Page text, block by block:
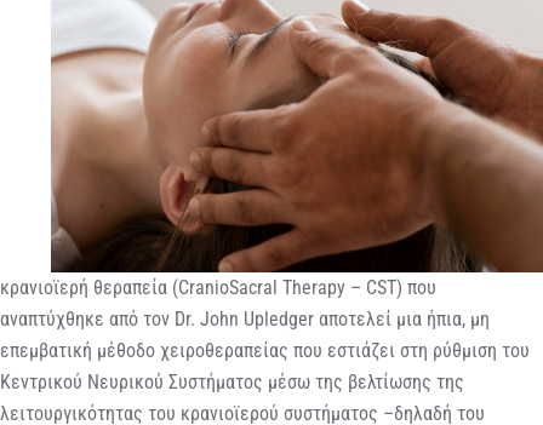
κρανιοϊερή θεραπεία (CranioSacral Therapy – CST) που
αναπτύχθηκε από τον Dr. John Upledger αποτελεί μια ήπια, μη
επεμβατική μέθοδο χειροθεραπείας που εστιάζει στη ρύθμιση του
Κεντρικού Νευρικού Συστήματος μέσω της βελτίωσης της
λειτουργικότητας του κρανιοϊερού συστήματος –δηλαδή του